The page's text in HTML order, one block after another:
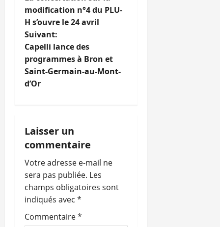
a
v
i
g
a
i
o
n
d
’
modification n°4 du PLU-
H s’ouvre le 24 avril
Suivant:
Capelli lance des
programmes à Bron et
Saint-Germain-au-Mont-
d’Or
Laisser un
commentaire
Votre adresse e-mail ne
sera pas publiée. Les
champs obligatoires sont
indiqués avec *
Commentaire*